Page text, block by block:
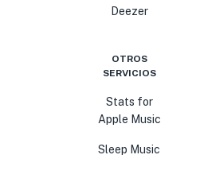
Deezer
OTROS
SERVICIOS
Stats for
Apple Music
Sleep Music